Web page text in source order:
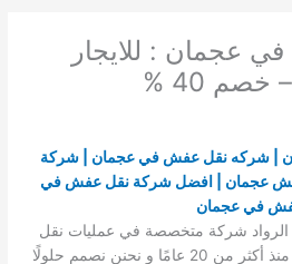
عجمان : للايجار
| شركه نقل عفش في عجمان | شركة
عجمان | افضل شركة نقل عفش في
في عجمان
شركة متخصصة في عمليات نقل
العفش و الأثاث في عجمان ، منذ أكثر من 20 عامًا و نحنن نصمم حلولًا